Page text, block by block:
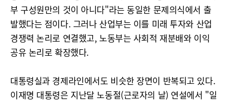
부 구성원만의 것이 아니다"라는 동일한 문제의식에서 출
발했다는 점이다. 그러나 산업부는 이를 미래 투자와 산업
경쟁력 논리로 연결했고, 노동부는 사회적 재분배와 이익
공유 논리로 확장했다.
대통령실과 경제라인에서도 비슷한 장면이 반복되고 있다.
이재명 대통령은 지난달 노동절(근로자의 날) 연설에서 "일